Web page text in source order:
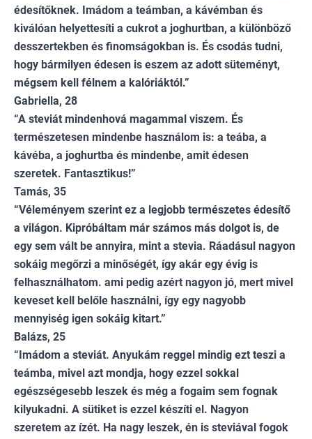
édesítőknek. Imádom a teámban, a kávémban és
kiválóan helyettesíti a cukrot a joghurtban, a különböző
desszertekben és finomságokban is. És csodás tudni,
hogy bármilyen édesen is eszem az adott süteményt,
mégsem kell félnem a kalóriáktól.”
Gabriella, 28
“A steviát mindenhová magammal viszem. És
természetesen mindenbe használom is: a teába, a
kávéba, a joghurtba és mindenbe, amit édesen
szeretek. Fantasztikus!”
Tamás, 35
“Véleményem szerint ez a legjobb természetes édesítő
a világon. Kipróbáltam már számos más dolgot is, de
egy sem vált be annyira, mint a stevia. Ráadásul nagyon
sokáig megőrzi a minőségét, így akár egy évig is
felhasználhatom. ami pedig azért nagyon jó, mert mivel
keveset kell belőle használni, így egy nagyobb
mennyiség igen sokáig kitart.”
Balázs, 25
“Imádom a steviát. Anyukám reggel mindig ezt teszi a
teámba, mivel azt mondja, hogy ezzel sokkal
egészségesebb leszek és még a fogaim sem fognak
kilyukadni. A sütiket is ezzel készíti el. Nagyon
szeretem az ízét. Ha nagy leszek, én is steviával fogok